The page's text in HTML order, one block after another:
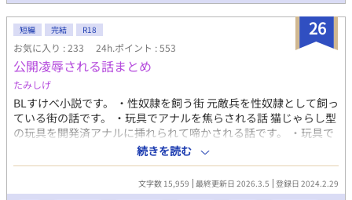
26
短編 完結 R18
お気に入り : 233 24h.ポイント : 553
公開凌辱される話まとめ
たみしげ
BLすけべ小説です。 ・性奴隷を飼う街 元敵兵を性奴隷として飼っ
ている街の話です。 ・玩具でアナルを焦らされる話 猫じゃらし型
の玩具を開発済アナルに挿れられて啼かされる話です。 ・玩具で
焦らされたアナルを輪姦してもらう話 ↑の続きです。
続きを読む
文字数 15,959 最終更新日 2026.3.5 登録日 2024.2.29